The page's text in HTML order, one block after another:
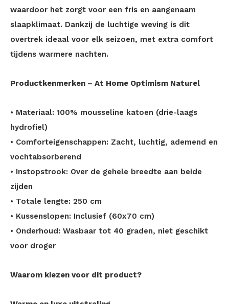
waardoor het zorgt voor een fris en aangenaam
slaapklimaat. Dankzij de luchtige weving is dit
overtrek ideaal voor elk seizoen, met extra comfort
tijdens warmere nachten.
Productkenmerken – At Home Optimism Naturel
• Materiaal: 100% mousseline katoen (drie-laags
hydrofiel)
• Comforteigenschappen: Zacht, luchtig, ademend en
vochtabsorberend
• Instopstrook: Over de gehele breedte aan beide
zijden
• Totale lengte: 250 cm
• Kussenslopen: Inclusief (60x70 cm)
• Onderhoud: Wasbaar tot 40 graden, niet geschikt
voor droger
Waarom kiezen voor dit product?